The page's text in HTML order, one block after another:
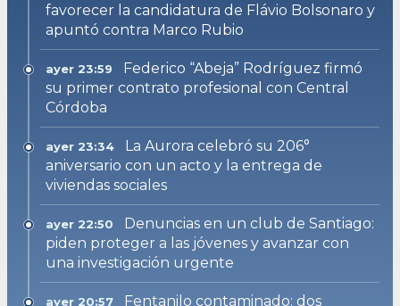
favorecer la candidatura de Flávio Bolsonaro y
apuntó contra Marco Rubio
ayer 23:59
Federico “Abeja” Rodríguez firmó
su primer contrato profesional con Central
Córdoba
ayer 23:34
La Aurora celebró su 206°
aniversario con un acto y la entrega de
viviendas sociales
ayer 22:50
Denuncias en un club de Santiago:
piden proteger a las jóvenes y avanzar con
una investigación urgente
ayer 20:57 Fentanilo contaminado: dos